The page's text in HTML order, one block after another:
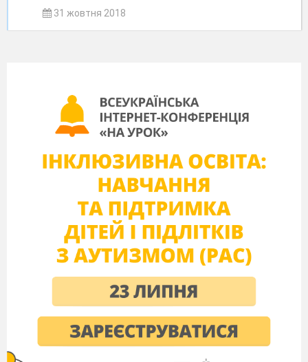
31 жовтня 2018